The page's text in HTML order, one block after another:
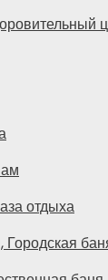
отдыха
Городская